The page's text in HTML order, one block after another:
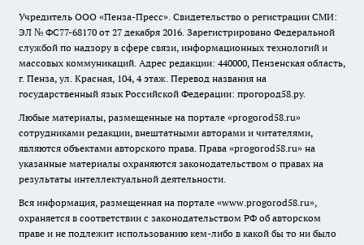
Учредитель ООО «Пенза-Пресс». Свидетельство о регистрации СМИ:
ЭЛ № ФС77-68170 от 27 декабря 2016. Зарегистрировано Федеральной
службой по надзору в сфере связи, информационных технологий и
массовых коммуникаций. Адрес редакции: 440000, Пензенская область,
г. Пенза, ул. Красная, 104, 4 этаж. Перевод названия на
государственный язык Российской Федерации: прогород58.ру.
Любые материалы, размещенные на портале «progorod58.ru»
сотрудниками редакции, внештатными авторами и читателями,
являются объектами авторского права. Права «progorod58.ru» на
указанные материалы охраняются законодательством о правах на
результаты интеллектуальной деятельности.
Вся информация, размещенная на портале «www.progorod58.ru»,
охраняется в соответствии с законодательством РФ об авторском
праве и не подлежит использованию кем-либо в какой бы то ни было